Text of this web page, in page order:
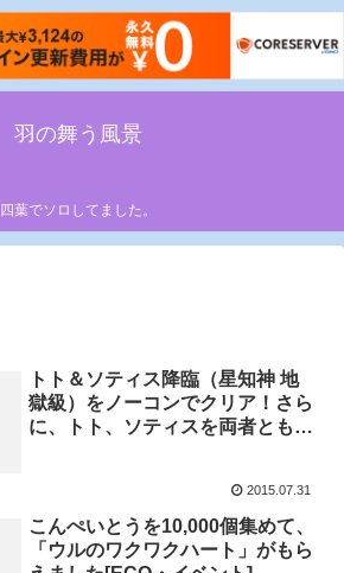
羽の舞う風景
四葉でソロしてました。
トト＆ソティス降臨（星知神 地
獄級）をノーコンでクリア！さら
に、トト、ソティスを両者ともに
2015.07.31
こんぺいとうを10,000個集めて、
「ウルのワクワクハート」がもら